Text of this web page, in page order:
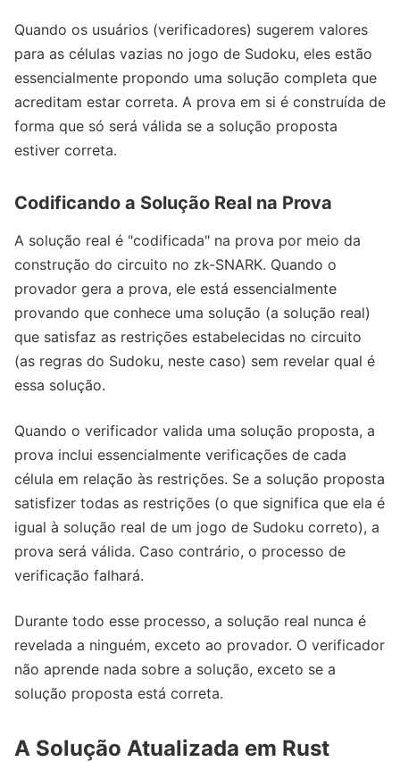
Quando os usuários (verificadores) sugerem valores
para as células vazias no jogo de Sudoku, eles estão
essencialmente propondo uma solução completa que
acreditam estar correta. A prova em si é construída de
forma que só será válida se a solução proposta
estiver correta.
Codificando a Solução Real na Prova
A solução real é "codificada" na prova por meio da
construção do circuito no zk-SNARK. Quando o
provador gera a prova, ele está essencialmente
provando que conhece uma solução (a solução real)
que satisfaz as restrições estabelecidas no circuito
(as regras do Sudoku, neste caso) sem revelar qual é
essa solução.
Quando o verificador valida uma solução proposta, a
prova inclui essencialmente verificações de cada
célula em relação às restrições. Se a solução proposta
satisfizer todas as restrições (o que significa que ela é
igual à solução real de um jogo de Sudoku correto), a
prova será válida. Caso contrário, o processo de
verificação falhará.
Durante todo esse processo, a solução real nunca é
revelada a ninguém, exceto ao provador. O verificador
não aprende nada sobre a solução, exceto se a
solução proposta está correta.
A Solução Atualizada em Rust